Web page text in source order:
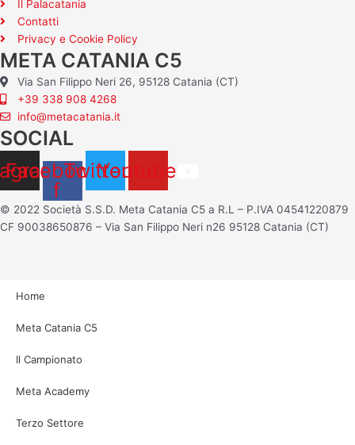
Il Palacatania
Contatti
Privacy e Cookie Policy
META CATANIA C5
Via San Filippo Neri 26, 95128 Catania (CT)
+39 338 908 4268
info@metacatania.it
SOCIAL
Facebook-
f
TwitterYoutube
© 2022 Società S.S.D. Meta Catania C5 a R.L – P.IVA 04541220879
CF 90038650876 – Via San Filippo Neri n26 95128 Catania (CT)
Home
Meta Catania C5
Il Campionato
Meta Academy
Terzo Settore